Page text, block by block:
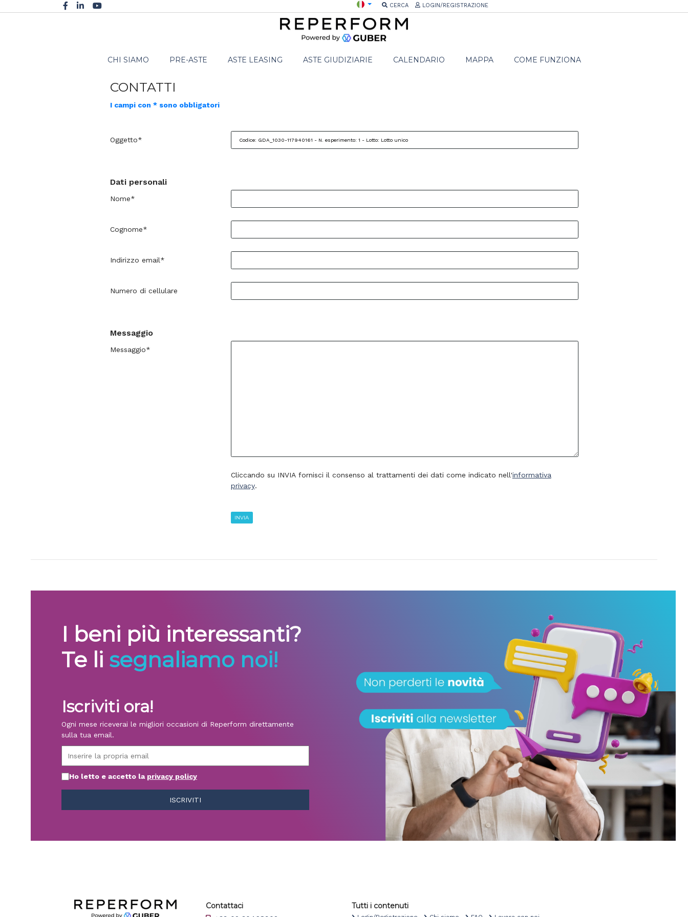
CERCA LOGIN/REGISTRAZIONE
CHI SIAMO PRE-ASTE ASTE LEASING ASTE GIUDIZIARIE CALENDARIO MAPPA COME FUNZIONA
CONTATTI
I campi con * sono obbligatori
Oggetto*
Dati personali
Nome*
Cognome*
Indirizzo email*
Numero di cellulare
Messaggio
Messaggio*
Cliccando su INVIA fornisci il consenso al trattamenti dei dati come indicato nell'informativa
privacy.
INVIA
I beni più interessanti?
Te li segnaliamo noi!
Iscriviti ora!
Ogni mese riceverai le migliori occasioni di Reperform direttamente
sulla tua email.
Ho letto e accetto la privacy policy
Contattaci
Tutti i contenuti